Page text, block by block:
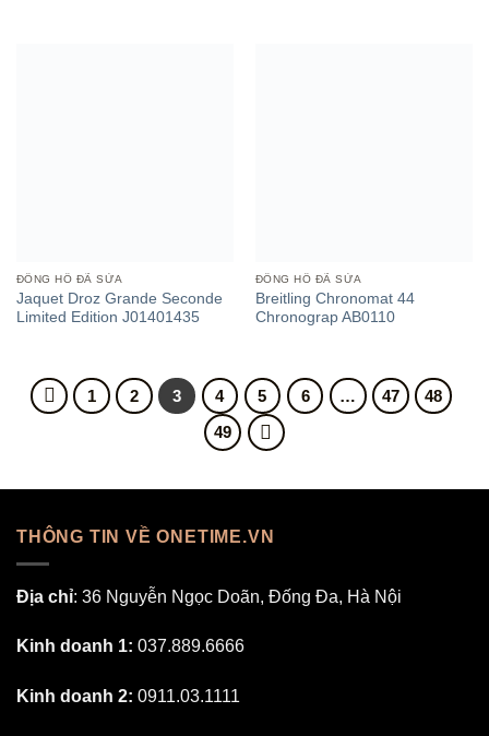
ĐỒNG HỒ ĐÃ SỬA
Jaquet Droz Grande Seconde
Limited Edition J01401435
ĐỒNG HỒ ĐÃ SỬA
Breitling Chronomat 44
Chronograp AB0110
1 2 3 4 5 6 … 47
48
49
THÔNG TIN VỀ ONETIME.VN
Địa chỉ: 36 Nguyễn Ngọc Doãn, Đống Đa, Hà Nội
Kinh doanh 1: 037.889.6666
Kinh doanh 2: 0911.03.1111